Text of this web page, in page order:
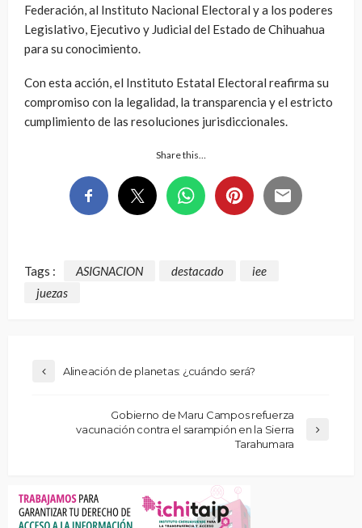
Federación, al Instituto Nacional Electoral y a los poderes
Legislativo, Ejecutivo y Judicial del Estado de Chihuahua
para su conocimiento.
Con esta acción, el Instituto Estatal Electoral reafirma su
compromiso con la legalidad, la transparencia y el estricto
cumplimiento de las resoluciones jurisdiccionales.
Share this…
Tags : ASIGNACION destacado
iee
juezas
Alineación de planetas: ¿cuándo será?
Gobierno de Maru Campos refuerza
vacunación contra el sarampión en la Sierra
Tarahumara